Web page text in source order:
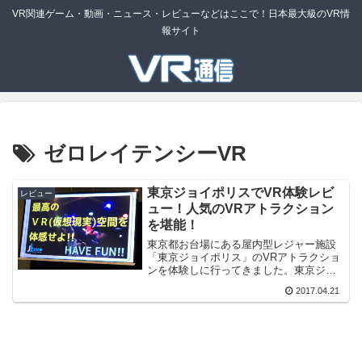
VR関連ゲーム・動画・ニュース・レビューなどはここで！日本最大級のVR情
報サイト
ゼロレイテンシーVR
レビュー
東京ジョイポリスでVR体験レビ
ュー！人気のVRアトラクション
を堪能！
東京都お台場にある屋内型レジャー施設
「東京ジョイポリス」のVRアトラクショ
ンを体験しに行ってきました。東京ジョ
国内最大級の屋内型テーマパークです。
2017.04.21